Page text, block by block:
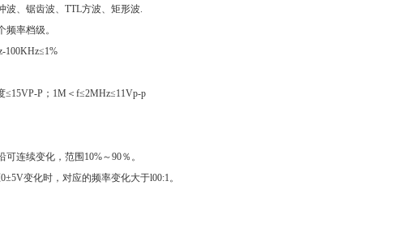
波、锯齿波、TTL方波、矩形波.
频率档级。
100KHz≤1%
≤15VP-P；1M＜f≤2MHz≤11Vp-p
连续变化，范围10%～90％。
变化时，对应的频率变化大于l00:1。